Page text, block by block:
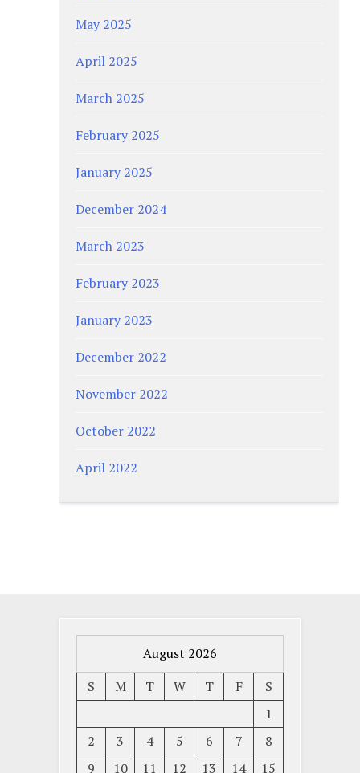
May 2025
April 2025
March 2025
February 2025
January 2025
December 2024
March 2023
February 2023
January 2023
December 2022
November 2022
October 2022
April 2022
August 2026
S
M T W T F
S
1
2
3 4 5 6 7
8
9
10 11 12 13 14 15